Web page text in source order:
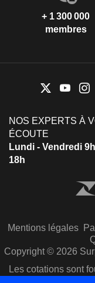
+ 1 300 000
membres
NOS EXPERTS À
ÉCOUTE
Lundi - Vendredi
18h
Mentions légales
Copyright © 2026
Les cotations sont